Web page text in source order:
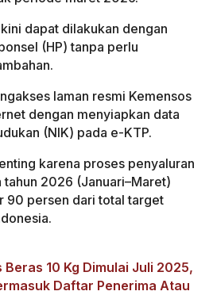
dapat dilakukan dengan
(HP) tanpa perlu
laman resmi Kemensos
dengan menyiapkan data
(NIK) pada e-KTP.
karena proses penyaluran
tahun 2026 (Januari–Maret)
90 persen dari total target
10 Kg Dimulai Juli 2025,
Daftar Penerima Atau